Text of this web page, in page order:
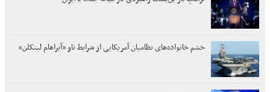
خشم خانواده‌های نظامیان آمریکایی از شرایط ناو «آبراهام لینکلن»